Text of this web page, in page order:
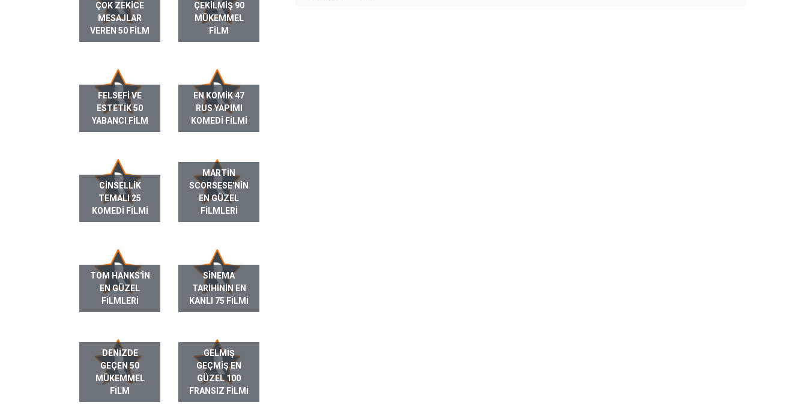
ÇOK ZEKICE
MESAJLAR
VEREN 50 FILM
ÇEKILMIŞ 90
MÜKEMMEL
FILM
FELSEFI VE
ESTETIK 50
YABANCI FILM
EN KOMIK 47
RUS YAPIMI
KOMEDI FILMI
CINSELLIK
TEMALI 25
KOMEDI FILMI
MARTIN
SCORSESE'NIN
EN GÜZEL
FILMLERI
TOM HANKS'IN
EN GÜZEL
FILMLERI
SINEMA
TARIHININ EN
KANLI 75 FILMI
DENIZDE
GEÇEN 50
MÜKEMMEL
FILM
GELMIŞ
GEÇMIŞ EN
GÜZEL 100
FRANSIZ FILMI